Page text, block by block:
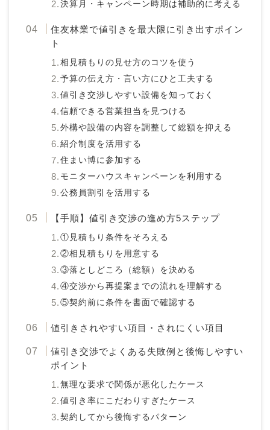
決算月・キャンペーン時期は補助的に考える
住友林業で値引きを最大限に引き出すポイン
ト
相見積もりの見せ方のコツを使う
予算の伝え方・言い方にひと工夫する
値引き交渉しやすい設備を知っておく
信頼できる営業担当を見つける
外構や設備の内容を調整して総額を抑える
紹介制度を活用する
住まい博に参加する
モニターハウスキャンペーンを利用する
公務員割引を活用する
【手順】値引き交渉の進め方5ステップ
①見積もり条件をそろえる
②相見積もりを用意する
③落としどころ（総額）を決める
④交渉から再提案までの流れを理解する
⑤契約前に条件を書面で確認する
値引きされやすい項目・されにくい項目
値引き交渉でよくある失敗例と後悔しやすい
ポイント
無理な要求で関係が悪化したケース
値引き率にこだわりすぎたケース
契約してから後悔するパターン